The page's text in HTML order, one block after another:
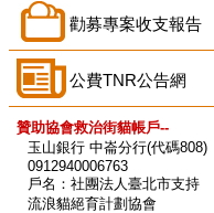
勸募專案收支報告
公費TNR公告網
贊助協會救治街貓帳戶--
玉山銀行 中崙分行(代碼808)
0912940006763
戶名：社團法人臺北市支持
流浪貓絕育計劃協會